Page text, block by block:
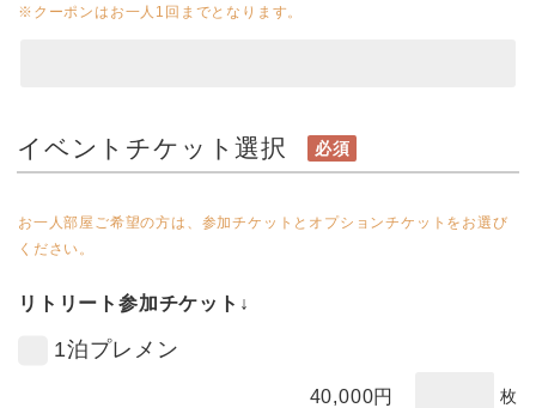
※クーポンはお一人1回までとなります。
イベントチケット選択 必須
お一人部屋ご希望の方は、参加チケットとオプションチケットをお選び
ください。
リトリート参加チケット↓
1泊プレメン
40,000円 枚